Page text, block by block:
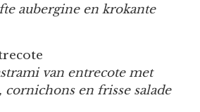
aubergine en krokante
van entrecote met
en frisse salade